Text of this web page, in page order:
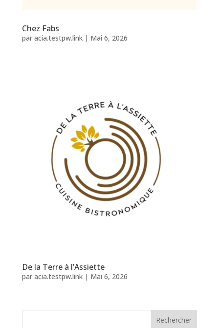
Chez Fabs
par acia.testpw.link| Mai 6, 2026
De la Terre à l’Assiette
par acia.testpw.link| Mai 6, 2026
Rechercher